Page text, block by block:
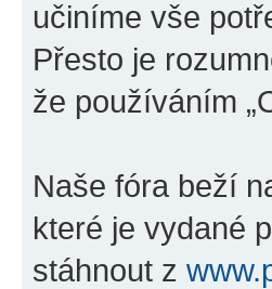
učiníme vše
Přesto je
že používáním
Naše fóra beží
které je vydané
stáhnout z